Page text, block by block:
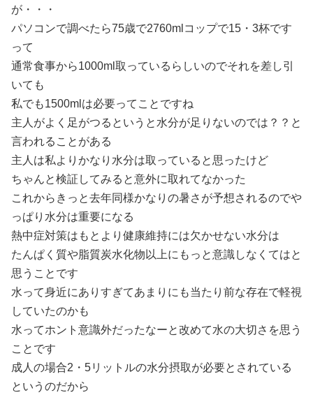
が・・・
パソコンで調べたら75歳で2760mlコップで15・3杯です
って
通常食事から1000ml取っているらしいのでそれを差し引
いても
私でも1500mlは必要ってことですね
主人がよく足がつるというと水分が足りないのでは？？と
言われることがある
主人は私よりかなり水分は取っていると思ったけど
ちゃんと検証してみると意外に取れてなかった
これからきっと去年同様かなりの暑さが予想されるのでや
っぱり水分は重要になる
熱中症対策はもとより健康維持には欠かせない水分は
たんぱく質や脂質炭水化物以上にもっと意識しなくてはと
思うことです
水って身近にありすぎてあまりにも当たり前な存在で軽視
していたのかも
水ってホント意識外だったなーと改めて水の大切さを思う
ことです
成人の場合2・5リットルの水分摂取が必要とされている
というのだから